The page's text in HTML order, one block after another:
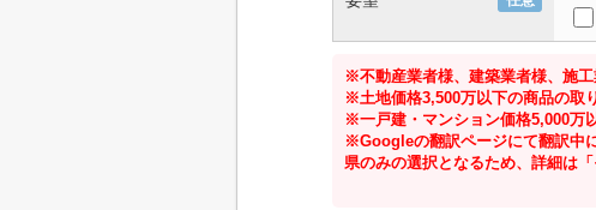
※不動産業者様、建築業者様、施工
※土地価格3,500万以下の商品の取
※一戸建・マンション価格5,000万
※Googleの翻訳ページにて翻訳中
県のみの選択となるため、詳細は